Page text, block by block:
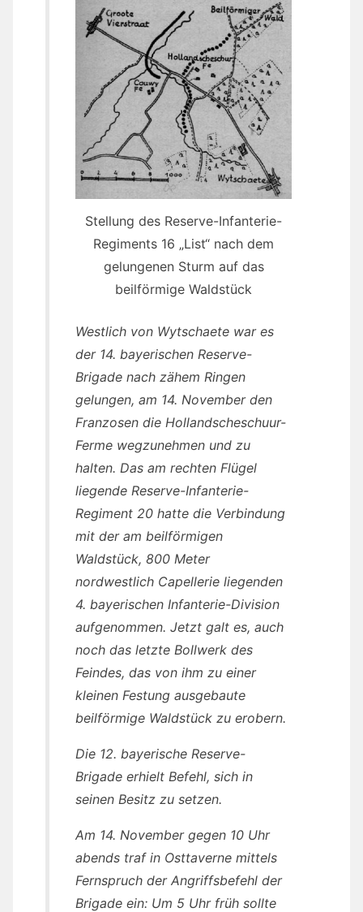
Stellung des Reserve-Infanterie-
Regiments 16 „List“ nach dem
gelungenen Sturm auf das
beilförmige Waldstück
Westlich von Wytschaete war es
der 14. bayerischen Reserve-
Brigade nach zähem Ringen
gelungen, am 14. November den
Franzosen die Hollandscheschuur-
Ferme wegzunehmen und zu
halten. Das am rechten Flügel
liegende Reserve-Infanterie-
Regiment 20 hatte die Verbindung
mit der am beilförmigen
Waldstück, 800 Meter
nordwestlich Capellerie liegenden
4. bayerischen Infanterie-Division
aufgenommen. Jetzt galt es, auch
noch das letzte Bollwerk des
Feindes, das von ihm zu einer
kleinen Festung ausgebaute
beilförmige Waldstück zu erobern.
Die 12. bayerische Reserve-
Brigade erhielt Befehl, sich in
seinen Besitz zu setzen.
Am 14. November gegen 10 Uhr
abends traf in Osttaverne mittels
Fernspruch der Angriffsbefehl der
Brigade ein: Um 5 Uhr früh sollte